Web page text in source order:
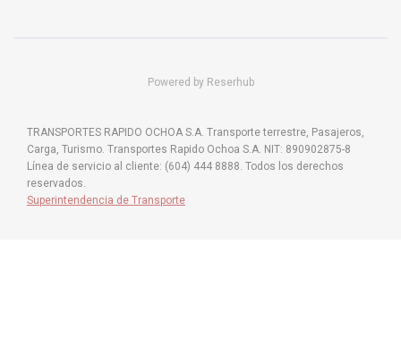
Powered by Reserhub
TRANSPORTES RAPIDO OCHOA S.A. Transporte terrestre, Pasajeros,
Carga, Turismo. Transportes Rapido Ochoa S.A. NIT: 890902875-8
Línea de servicio al cliente: (604) 444 8888. Todos los derechos
reservados.
Superintendencia de Transporte